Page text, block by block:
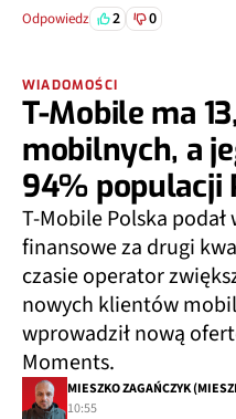
Odpowiedz 2 0
WIADOMOŚCI
T-Mobile ma
mobilnych, a
94% populacji
T-Mobile Polska
finansowe za drugi
czasie operator
nowych klientów
wprowadził nową
Moments.
MIESZKO ZAGAŃCZYK
10:55